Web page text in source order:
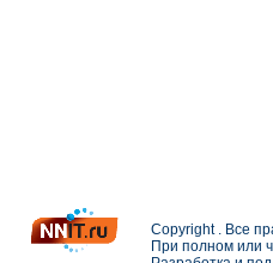
Copyright . Все
При полном или